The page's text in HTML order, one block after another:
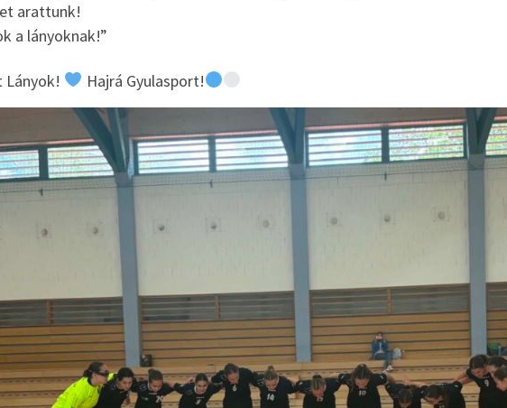
arattunk!
a lányoknak!”
Lányok! Hajrá Gyulasport!